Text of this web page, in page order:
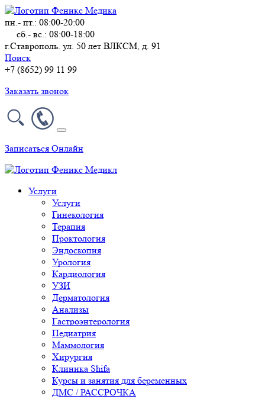
пн.- пт.: 08:00-20:00
сб.- вс.: 08:00-18:00
г.Ставрополь. ул. 50 лет ВЛКСМ, д. 91
Поиск
+7 (8652) 99 11 99
Заказать звонок
Записаться Онлайн
Услуги
Услуги
Гинекология
Терапия
Проктология
Эндоскопия
Урология
Кардиология
УЗИ
Дерматология
Анализы
Гастроэнтерология
Педиатрия
Маммология
Хирургия
Клиника Shifa
Курсы и занятия для беременных
ДМС / РАССРОЧКА